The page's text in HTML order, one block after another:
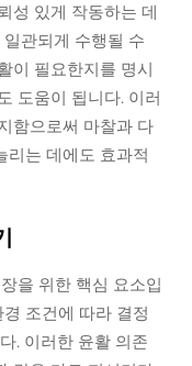
성 있게 작동하는 데
관되게 수행될 수
이 필요한지를 명시
도움이 됩니다. 이러
함으로써 마찰과 다
리는 데에도 효과적
을 위한 핵심 요소입
조건에 따라 결정
. 이러한 윤활 의존